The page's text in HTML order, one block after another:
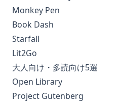
Monkey Pen
Book Dash
Starfall
Lit2Go
大人向け・多読向け5選
Open Library
Project Gutenberg